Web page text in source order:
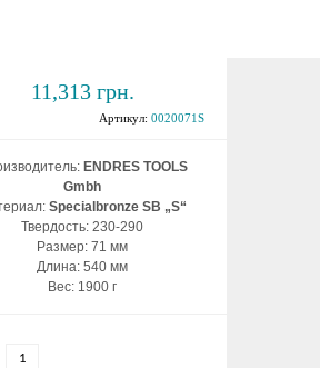
71 мм
ВБ
11,313 грн.
Артикул: 0020071S
ENDRES TOOLS
Gmbh
Specialbronze SB „S“
Твердость: 230-290
Размер: 71 мм
Длина: 540 мм
Вес: 1900 г